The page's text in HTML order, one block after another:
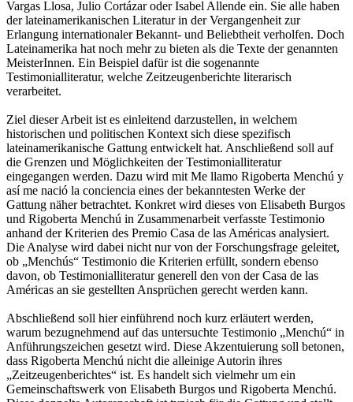
Vargas Llosa, Julio Cortázar oder Isabel Allende ein. Sie alle haben
der lateinamerikanischen Literatur in der Vergangenheit zur
Erlangung internationaler Bekannt- und Beliebtheit verholfen. Doch
Lateinamerika hat noch mehr zu bieten als die Texte der genannten
MeisterInnen. Ein Beispiel dafür ist die sogenannte
Testimonialliteratur, welche Zeitzeugenberichte literarisch
verarbeitet.
Ziel dieser Arbeit ist es einleitend darzustellen, in welchem
historischen und politischen Kontext sich diese spezifisch
lateinamerikanische Gattung entwickelt hat. Anschließend soll auf
die Grenzen und Möglichkeiten der Testimonialliteratur
eingegangen werden. Dazu wird mit Me llamo Rigoberta Menchú y
así me nació la conciencia eines der bekanntesten Werke der
Gattung näher betrachtet. Konkret wird dieses von Elisabeth Burgos
und Rigoberta Menchú in Zusammenarbeit verfasste Testimonio
anhand der Kriterien des Premio Casa de las Américas analysiert.
Die Analyse wird dabei nicht nur von der Forschungsfrage geleitet,
ob „Menchús“ Testimonio die Kriterien erfüllt, sondern ebenso
davon, ob Testimonialliteratur generell den von der Casa de las
Américas an sie gestellten Ansprüchen gerecht werden kann.
Abschließend soll hier einführend noch kurz erläutert werden,
warum bezugnehmend auf das untersuchte Testimonio „Menchú“ in
Anführungszeichen gesetzt wird. Diese Akzentuierung soll betonen,
dass Rigoberta Menchú nicht die alleinige Autorin ihres
„Zeitzeugenberichtes“ ist. Es handelt sich vielmehr um ein
Gemeinschaftswerk von Elisabeth Burgos und Rigoberta Menchú.